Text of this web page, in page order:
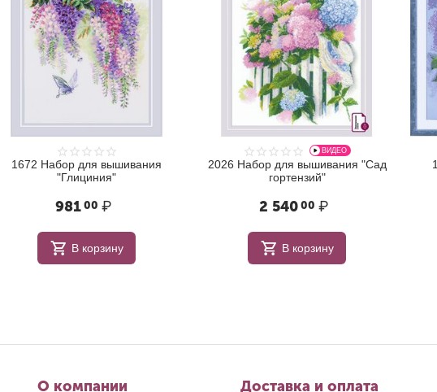
1672 Набор для вышивания
"Глициния"
98100 ₽
В корзину
ВИДЕО
2026 Набор для вышивания "Сад
гортензий"
2 54000 ₽
В корзину
О компании Доставка и оплата